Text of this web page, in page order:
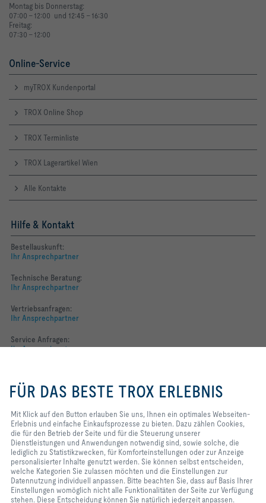
Montag bis Donnerstag:
07:00 - 12:00 und 12:45 - 16:30
Freitag:
07:30 - 12:00
Online-Service
myTROX Kundenportal
TROX Online Shop
TROX Terminliste
TROX Lagerartikel Wien
Alle Kontakte
Hilfe & Kontakt
Bestellauskunft:
Ihr Ansprechpartner
Technische Beratung:
Ihr Ansprechpartner
Vertriebsanfragen:
Ihr Ansprechpartner
Service Anfragen:
Ihr Ansprechpartner
FACEBOOK
LINKEDIN
INSTAGRAM
Sie uns, Ihnen ein optimales
Webseiten-Erlebnis und einfache
zählen Cookies, die für den
Betrieb der Seite und für die
Steuerung unserer
Dienstleistungen und
Anwendungen notwendig sind,
sowie solche, die lediglich zu
Statistikzwecken, für
Komforteinstellungen oder zur
Anzeige personalisierter Inhalte
genutzt werden. Sie können selbst
FÜR DAS BESTE TROX ERLEBNIS
Mit Klick auf den Button erlauben Sie uns, Ihnen ein optimales Webseiten-
Erlebnis und einfache Einkaufsprozesse zu bieten. Dazu zählen Cookies,
die für den Betrieb der Seite und für die Steuerung unserer
Dienstleistungen und Anwendungen notwendig sind, sowie solche, die
lediglich zu Statistikzwecken, für Komforteinstellungen oder zur Anzeige
personalisierter Inhalte genutzt werden. Sie können selbst entscheiden,
welche Kategorien Sie zulassen möchten und die Einstellungen zur
Datennutzung individuell anpassen. Bitte beachten Sie, dass auf Basis Ihrer
Einstellungen womöglich nicht alle Funktionalitäten der Seite zur Verfügung
stehen. Diese Entscheidung können Sie natürlich jederzeit anpassen.